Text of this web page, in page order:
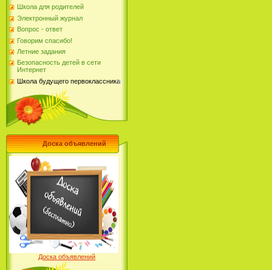
Школа для родителей
Электронный журнал
Вопрос - ответ
Говорим спасибо!
Летние задания
Безопасность детей в сети
Интернет
Школа будущего первоклассника
Доска объявлений
Доска объявлений